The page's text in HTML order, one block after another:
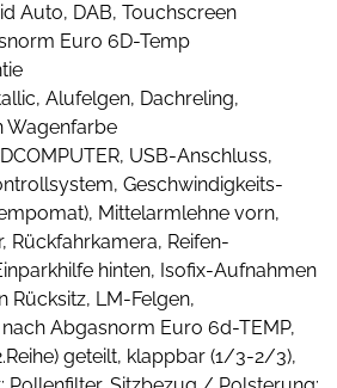
Auto, DAB, Touchscreen
Euro 6D-Temp
Alufelgen, Dachreling,
Wagenfarbe
USB-Anschluss,
Geschwindigkeits-
Mittelarmlehne vorn,
Rückfahrkamera, Reifen-
hinten, Isofix-Aufnahmen
Rücksitz, LM-Felgen,
Abgasnorm Euro 6d-TEMP,
geteilt, klappbar (1/3-2/3),